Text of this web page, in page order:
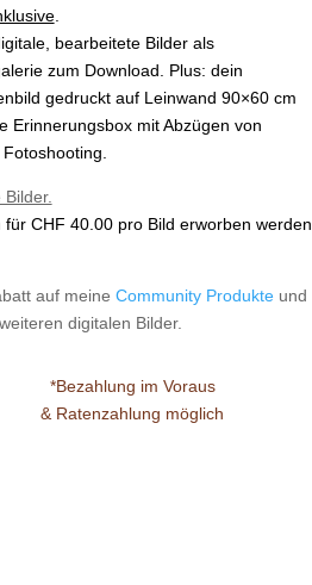
.
bearbeitete Bilder als
zum Download. Plus: dein
gedruckt auf Leinwand 90×60 cm
Erinnerungsbox mit Abzügen von
für CHF 40.00 pro Bild erworben werden.
auf meine Community Produkteund
digitalen Bilder.
*Bezahlung im Voraus
& Ratenzahlung möglich